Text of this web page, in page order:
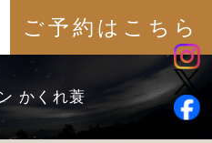
ご予約はこちら
かくれ蓑